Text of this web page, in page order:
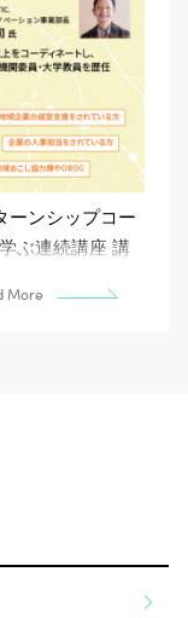
ーンシップコー
ぶ連続講座 講
More